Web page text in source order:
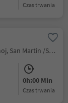
czas trwania
Antermoia/Untermoj, San Martin /San Martino, Dolomites Region Kronplatz/Plan de Corones
0h:00 Min
czas trwania